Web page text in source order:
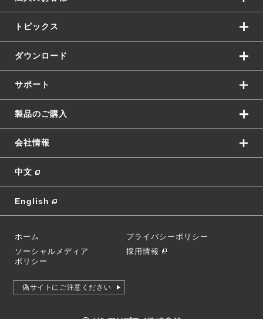
トピックス
ダウンロード
サポート
製品のご購入
会社情報
中文
English
ホーム
プライバシーポリシー
ソーシャルメディア
ポリシー
採用情報
偽サイトにご注意ください